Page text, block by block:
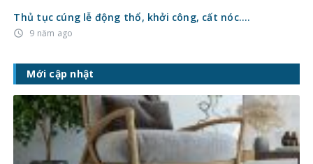
Thủ tục cúng lễ động thổ, khởi công, cất nóc….
access_time 9 năm ago
Mới cập nhật